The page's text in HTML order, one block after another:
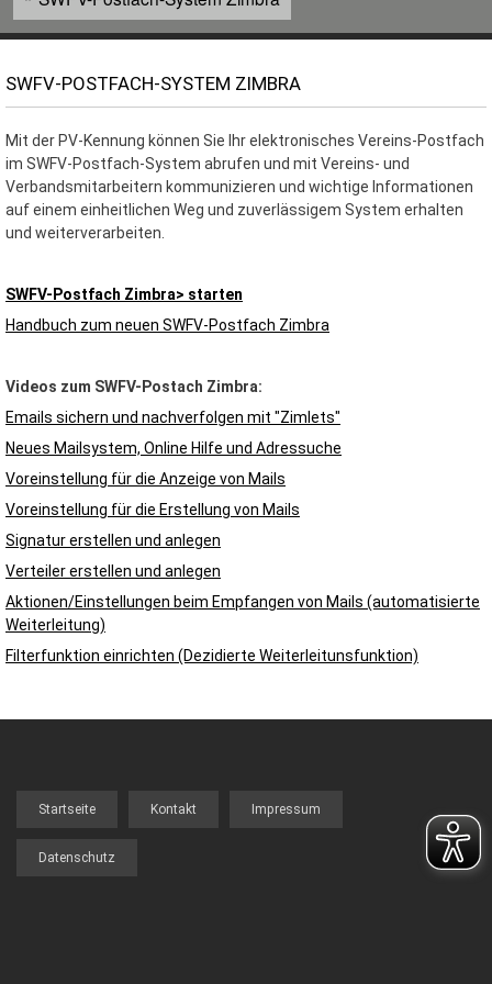
SWFV-POSTFACH-SYSTEM ZIMBRA
Mit der PV-Kennung können Sie Ihr elektronisches Vereins-Postfach
im SWFV-Postfach-System abrufen und mit Vereins- und
Verbandsmitarbeitern kommunizieren und wichtige Informationen
auf einem einheitlichen Weg und zuverlässigem System erhalten
und weiterverarbeiten.
SWFV-Postfach Zimbra> starten
Handbuch zum neuen SWFV-Postfach Zimbra
Videos zum SWFV-Postach Zimbra:
Emails sichern und nachverfolgen mit "Zimlets"
Neues Mailsystem, Online Hilfe und Adressuche
Voreinstellung für die Anzeige von Mails
Voreinstellung für die Erstellung von Mails
Signatur erstellen und anlegen
Verteiler erstellen und anlegen
Aktionen/Einstellungen beim Empfangen von Mails (automatisierte
Weiterleitung)
Filterfunktion einrichten (Dezidierte Weiterleitunsfunktion)
FOOTER
Startseite Kontakt Impressum
Datenschutz